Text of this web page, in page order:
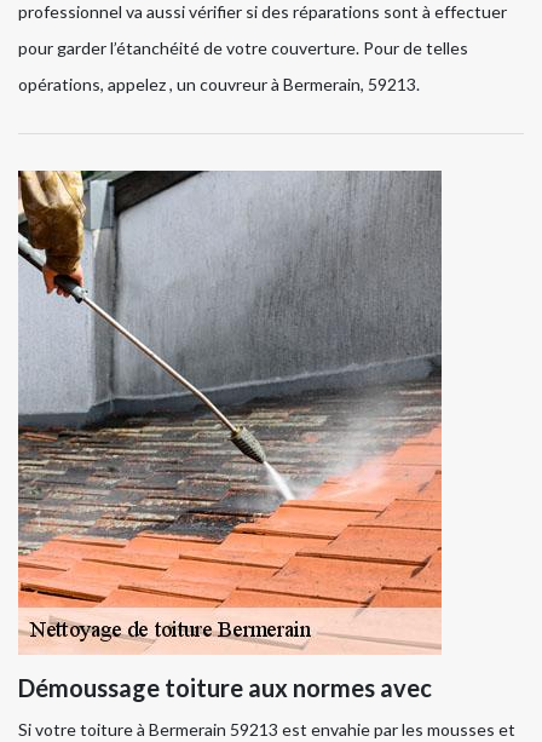
professionnel va aussi vérifier si des réparations sont à effectuer
pour garder l’étanchéité de votre couverture. Pour de telles
opérations, appelez , un couvreur à Bermerain, 59213.
Démoussage toiture aux normes avec
Si votre toiture à Bermerain 59213 est envahie par les mousses et